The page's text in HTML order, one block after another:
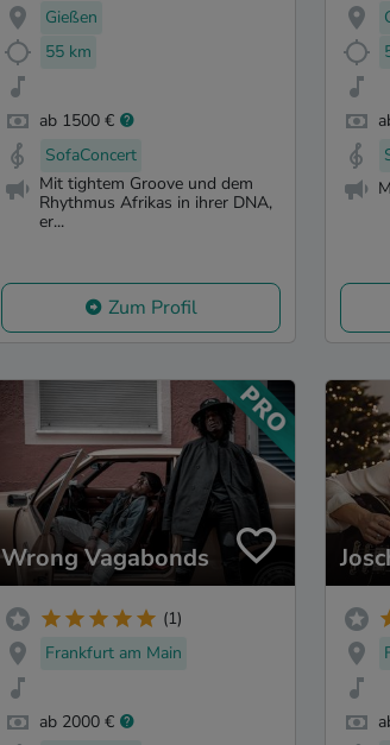
Gießen
55 km
ab 1500 €
SofaConcert
Mit tightem Groove und dem
Rhythmus Afrikas in ihrer DNA,
er...
Zum Profil
Wrong Vagabonds
(1)
Frankfurt am Main
ab 2000 €